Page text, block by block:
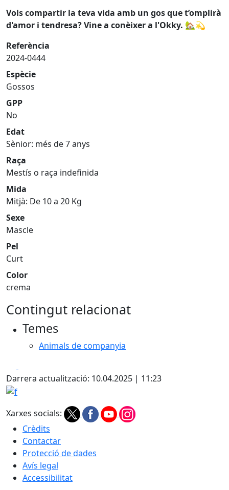
Vols compartir la teva vida amb un gos que t’omplirà
d'amor i tendresa? Vine a conèixer a l'Okky. 🏡💫
Referència
2024-0444
Espècie
Gossos
GPP
No
Edat
Sènior: més de 7 anys
Raça
Mestís o raça indefinida
Mida
Mitjà: De 10 a 20 Kg
Sexe
Mascle
Pel
Curt
Color
crema
Contingut relacionat
Temes
Animals de companyia
Darrera actualització: 10.04.2025 | 11:23
f
Xarxes socials:
Crèdits
Contactar
Protecció de dades
Avís legal
Accessibilitat